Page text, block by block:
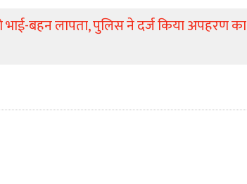
बहन लापता, पुलिस ने दर्ज किया अपहरण का